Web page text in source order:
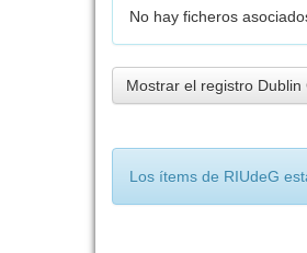
No hay ficheros
Mostrar el registro
Los ítems de RIUdeG